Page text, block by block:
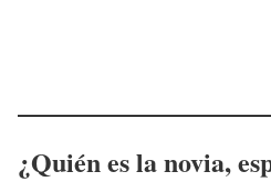
¿Quién es la novia,